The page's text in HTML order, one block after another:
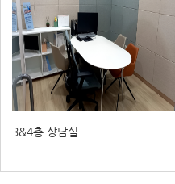
3&4층 상담실